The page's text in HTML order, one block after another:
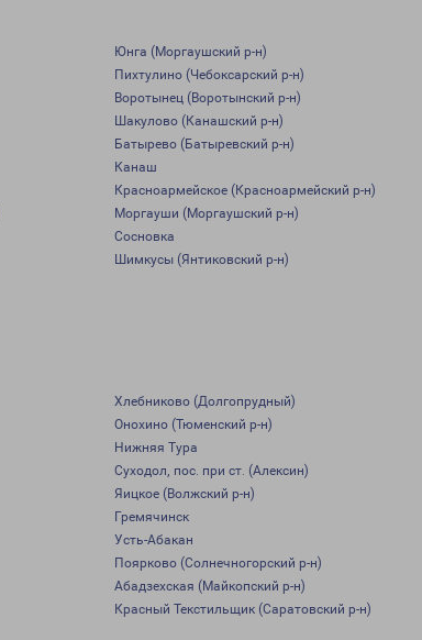
Юнга (Моргаушский р-н)
Пихтулино (Чебоксарский р-н)
Воротынец (Воротынский р-н)
Шакулово (Канашский р-н)
Батырево (Батыревский р-н)
Канаш
Красноармейское (Красноармейский р-н)
Моргауши (Моргаушский р-н)
Сосновка
Шимкусы (Янтиковский р-н)
Хлебниково (Долгопрудный)
Онохино (Тюменский р-н)
Нижняя Тура
Суходол, пос. при ст. (Алексин)
Яицкое (Волжский р-н)
Гремячинск
Усть-Абакан
Поярково (Солнечногорский р-н)
Абадзехская (Майкопский р-н)
Красный Текстильщик (Саратовский р-н)